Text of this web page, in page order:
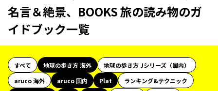
名言＆絶景、BOOKS 旅の読み物のガ
イドブック一覧
すべて 地球の歩き方 海外
地球の歩き方 Jシリーズ（国内）
aruco 海外
aruco 国内 Plat
ランキング&テクニック